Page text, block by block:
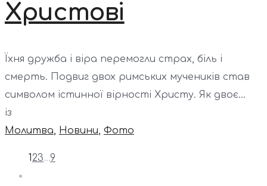
Христові
Їхня дружба і віра перемогли страх, біль і
смерть. Подвиг двох римських мучеників став
символом істинної вірності Христу. Як двоє...
із
Молитва, Новини, Фото
123…9